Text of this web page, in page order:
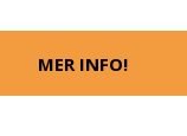
MER INFO!